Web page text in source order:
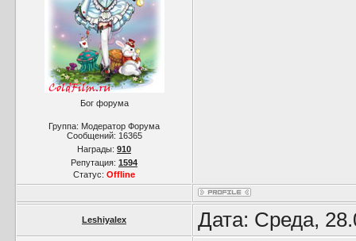
Бог форума
Группа: Модератор Форума
Сообщений: 16365
Награды: 910
Репутация: 1594
Статус: Offline
Leshiyalex Дата: Среда,